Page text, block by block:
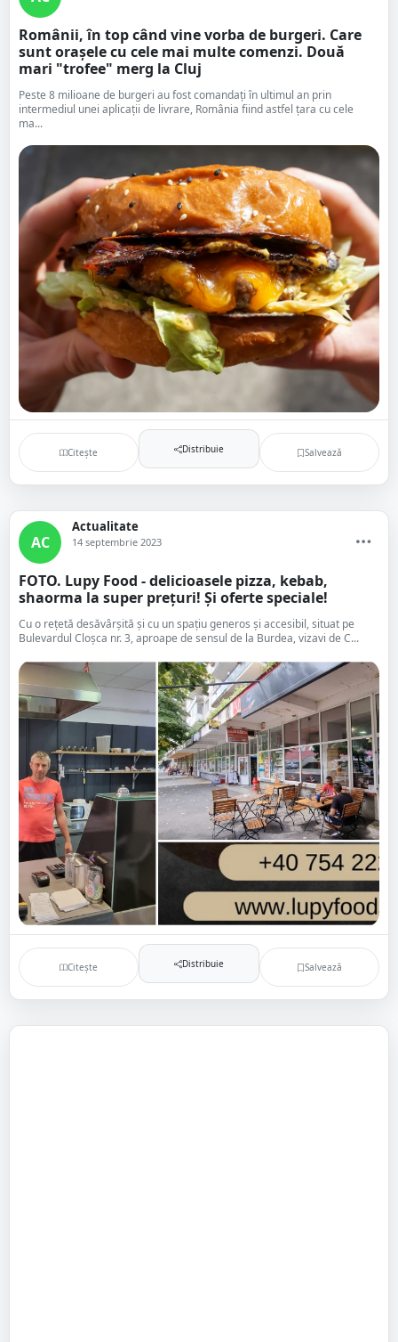
Românii, în top când vine vorba de burgeri. Care
sunt orașele cu cele mai multe comenzi. Două
mari "trofee" merg la Cluj
Peste 8 milioane de burgeri au fost comandaţi în ultimul an prin
intermediul unei aplicaţii de livrare, România fiind astfel ţara cu cele
ma...
Citește Distribuie Salvează
AC
Actualitate
14 septembrie 2023
FOTO. Lupy Food - delicioasele pizza, kebab,
shaorma la super prețuri! Și oferte speciale!
Cu o rețetă desăvârșită și cu un spațiu generos și accesibil, situat pe
Bulevardul Cloșca nr. 3, aproape de sensul de la Burdea, vizavi de C...
Citește Distribuie Salvează